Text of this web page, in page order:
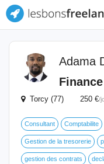
Adama
Torcy (77) 250 €/
Consultant Comptabilite
Gestion de la tresorerie
gestion des contrats